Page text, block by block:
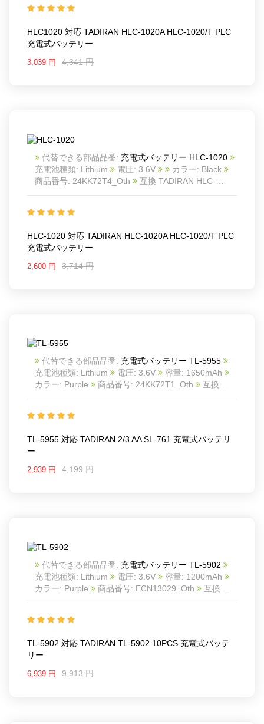
PLC
HLC1020 対応 TADIRAN HLC-1020A HLC-1020/T PLC
充電式バッテリー
3,039 円 4,341 円
代替できる部品品番: 充電式バッテリー HLC-1020
充電池種類: Lithium
電圧: 3.6V
カラー: Black
商品番号: 24KK72T4_Oth
互換 TADIRAN HLC-
PLC
HLC-1020 対応 TADIRAN HLC-1020A HLC-1020/T PLC
充電式バッテリー
2,600 円 3,714 円
代替できる部品品番: 充電式バッテリー TL-5955
充電池種類: Lithium
電圧: 3.6V
容量: 1650mAh
カラー: Purple
商品番号: 24KK72T1_Oth
互換
TL-5955 対応 TADIRAN 2/3 AA SL-761 充電式バッテリ
ー
2,939 円 4,199 円
代替できる部品品番: 充電式バッテリー TL-5902
充電池種類: Lithium
電圧: 3.6V
容量: 1200mAh
カラー: Purple
商品番号: ECN13029_Oth
互換
Lithium battery
TL-5902 対応 TADIRAN TL-5902 10PCS 充電式バッテ
リー
6,939 円 9,913 円